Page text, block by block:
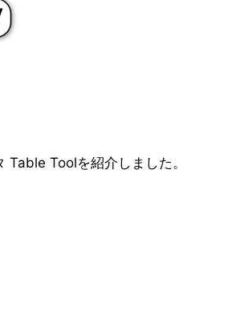
Table Toolを紹介しました。